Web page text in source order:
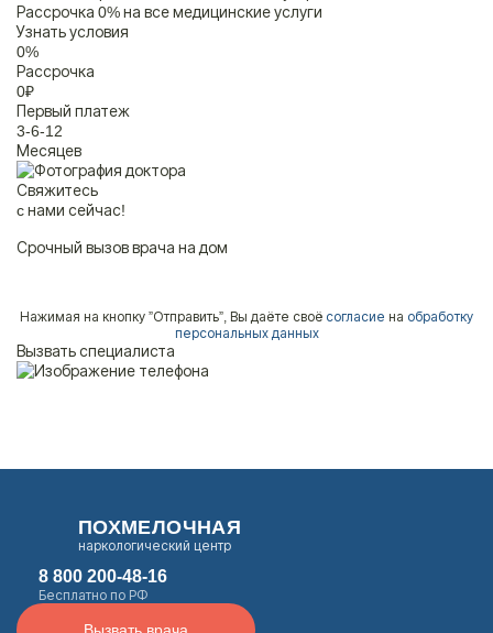
Рассрочка 0% на все медицинские услуги
Узнать условия
0%
Рассрочка
0₽
Первый платеж
3-6-12
Месяцев
Свяжитесь
c нами сейчас!
Срочный вызов врача на дом
Нажимая на кнопку ”Отправить”, Вы даёте своё согласие на обработку
персональных данных
Вызвать специалиста
ПОХМЕЛОЧНАЯ
наркологический центр
8 800 200-48-16
Бесплатно по РФ
Нажимая кнопку я соглашаюсь с
пользовательским соглашением
Результаты поиска (0)
Задать вопрос
Задайте свой вопрос и мы ответим вам